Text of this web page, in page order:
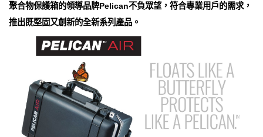
聚合物保護箱的領導品牌Pelican不負眾望，符合專業用戶的需求，
推出既堅固又創新的全新系列產品。